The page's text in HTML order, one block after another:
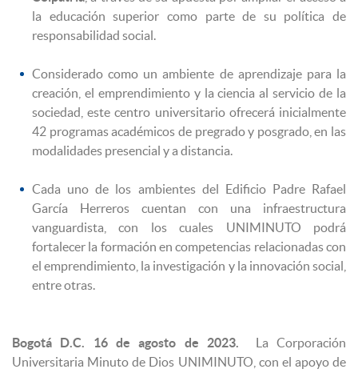
la educación superior como parte de su política de
responsabilidad social.
Considerado como un ambiente de aprendizaje para la
creación, el emprendimiento y la ciencia al servicio de la
sociedad, este centro universitario ofrecerá inicialmente
42 programas académicos de pregrado y posgrado, en las
modalidades presencial y a distancia.
Cada uno de los ambientes del Edificio Padre Rafael
García Herreros cuentan con una infraestructura
vanguardista, con los cuales UNIMINUTO podrá
fortalecer la formación en competencias relacionadas con
el emprendimiento, la investigación y la innovación social,
entre otras.
Bogotá D.C. 16 de agosto de 2023.
La Corporación
Universitaria Minuto de Dios UNIMINUTO, con el apoyo de